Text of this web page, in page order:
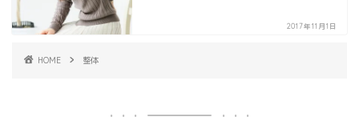
2017年11月1日
HOME 整体